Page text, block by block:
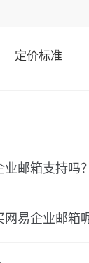
定价标准
邮箱支持吗？
易企业邮箱